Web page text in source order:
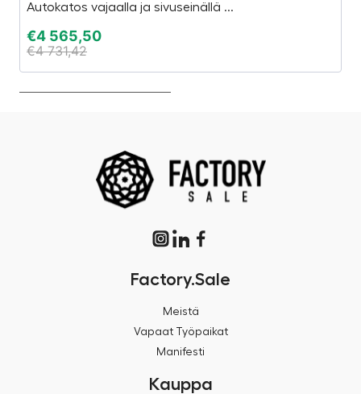
Autokatos vajaalla ja sivuseinällä ...
€4 565,50
€4 731,42
Factory.Sale
Meistä
Vapaat Työpaikat
Manifesti
Kauppa